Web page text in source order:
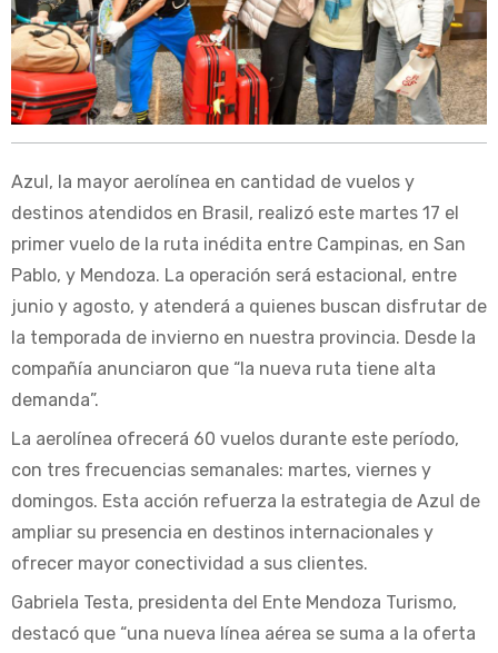
Azul, la mayor aerolínea en cantidad de vuelos y
destinos atendidos en Brasil, realizó este martes 17 el
primer vuelo de la ruta inédita entre Campinas, en San
Pablo, y Mendoza. La operación será estacional, entre
junio y agosto, y atenderá a quienes buscan disfrutar de
la temporada de invierno en nuestra provincia. Desde la
compañía anunciaron que “la nueva ruta tiene alta
demanda”.
La aerolínea ofrecerá 60 vuelos durante este período,
con tres frecuencias semanales: martes, viernes y
domingos. Esta acción refuerza la estrategia de Azul de
ampliar su presencia en destinos internacionales y
ofrecer mayor conectividad a sus clientes.
Gabriela Testa, presidenta del Ente Mendoza Turismo,
destacó que “una nueva línea aérea se suma a la oferta